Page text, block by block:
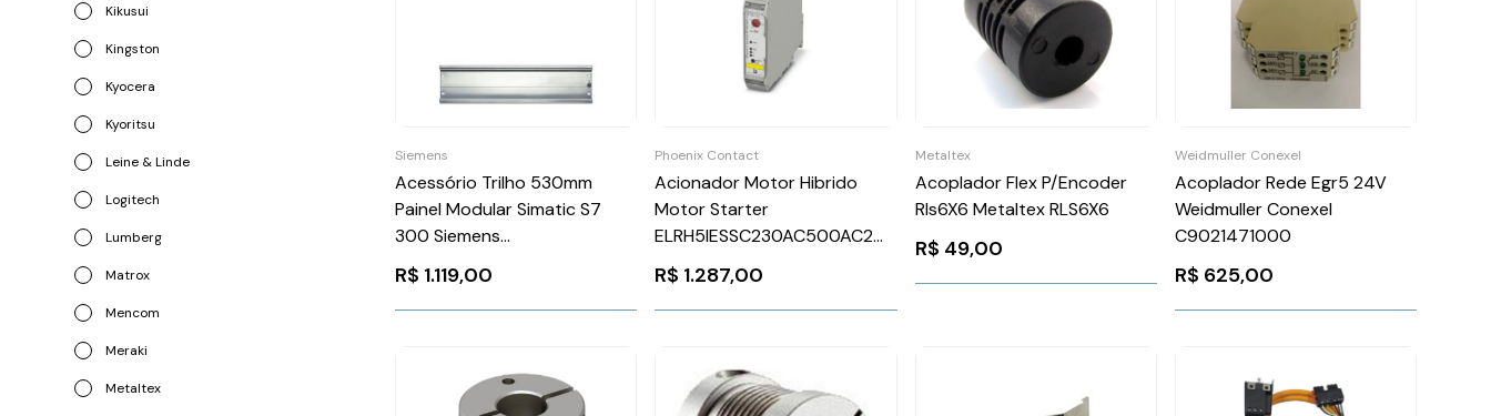
Kikusui
Kingston
Kyocera
Kyoritsu
Leine & Linde
Logitech
Lumberg
Matrox
Mencom
Meraki
Metaltex
Siemens
Acessório Trilho 530mm
Painel Modular Simatic S7
300 Siemens
6ES73901AF300AA0
R$ 1.119,00
Phoenix Contact
Acionador Motor Hibrido
Motor Starter
ELRH5IESSC230AC500AC2
Phoenix Contact 2900420
R$ 1.287,00
Metaltex
Acoplador Flex P/Encoder
Rls6X6 Metaltex RLS6X6
R$ 49,00
Weidmuller Conexel
Acoplador Rede Egr5 24V
Weidmuller Conexel
C9021471000
R$ 625,00